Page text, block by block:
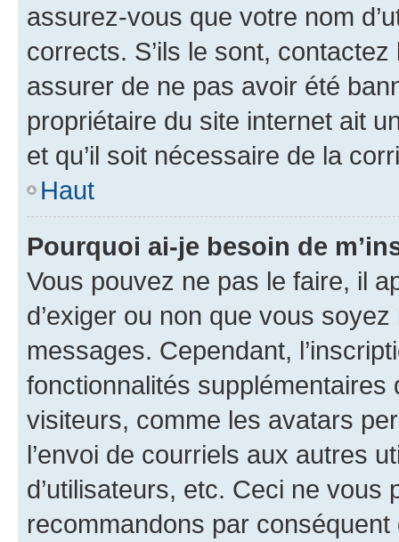
assurez-vous que votre nom
corrects. S’ils le sont,
assurer de ne pas avoir été
propriétaire du site internet ait
et qu’il soit nécessaire de la
Haut
Pourquoi ai-je besoin de
Vous pouvez ne pas le faire, il
d’exiger ou non que vous
messages. Cependant,
fonctionnalités
visiteurs, comme les avatars
l’envoi de courriels aux autres
d’utilisateurs, etc. Ceci ne vous
recommandons par conséquent